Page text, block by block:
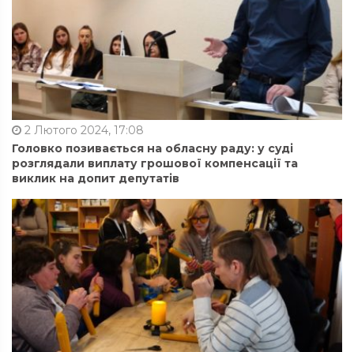
2 Лютого 2024, 17:08
Головко позивається на обласну раду: у суді
розглядали виплату грошової компенсації та
виклик на допит депутатів